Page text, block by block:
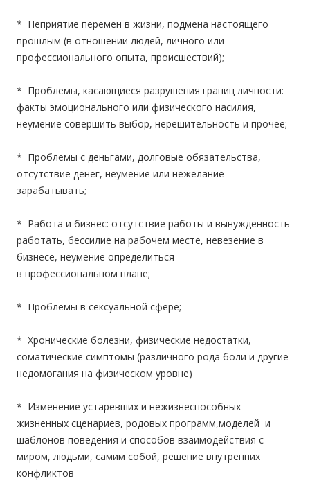
* Неприятие перемен в жизни, подмена настоящего
прошлым (в отношении людей, личного или
профессионального опыта, происшествий);
* Проблемы, касающиеся разрушения границ личности:
факты эмоционального или физического насилия,
неумение совершить выбор, нерешительность и прочее;
* Проблемы с деньгами, долговые обязательства,
отсутствие денег, неумение или нежелание
зарабатывать;
* Работа и бизнес: отсутствие работы и вынужденность
работать, бессилие на рабочем месте, невезение в
бизнесе, неумение определиться
в профессиональном плане;
* Проблемы в сексуальной сфере;
* Хронические болезни, физические недостатки,
соматические симптомы (различного рода боли и другие
недомогания на физическом уровне)
* Изменение устаревших и нежизнеспособных
жизненных сценариев, родовых программ,моделей и
шаблонов поведения и способов взаимодействия с
миром, людьми, самим собой, решение внутренних
конфликтов